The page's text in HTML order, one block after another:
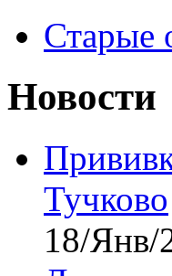
Старые
Новости
Тучково
18/Янв/